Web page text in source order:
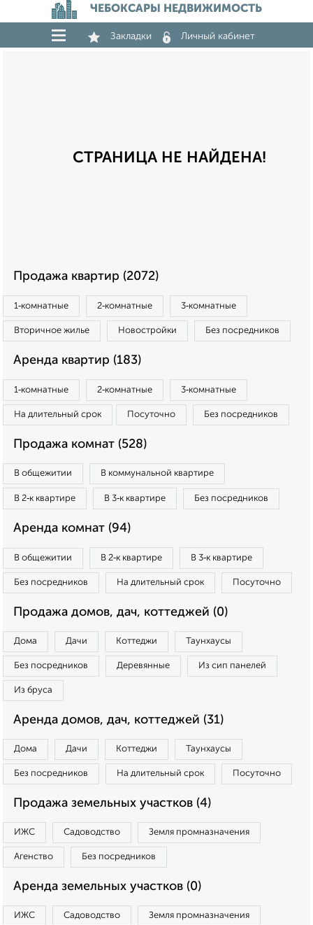
ЧЕБОКСАРЫ НЕДВИЖИМОСТЬ
Закладки Личный кабинет
СТРАНИЦА НЕ НАЙДЕНА!
Продажа квартир (2072)
1‑комнатные 2‑комнатные 3‑комнатные
Вторичное жилье Новостройки Без посредников
Аренда квартир (183)
1‑комнатные 2‑комнатные 3‑комнатные
На длительный срок Посуточно Без посредников
Продажа комнат (528)
В общежитии В коммунальной квартире
В 2‑к квартире В 3‑к квартире Без посредников
Аренда комнат (94)
В общежитии В 2‑к квартире В 3‑к квартире
Без посредников На длительный срок Посуточно
Продажа домов, дач, коттеджей (0)
Дома Дачи Коттеджи Таунхаусы
Без посредников Деревянные Из сип панелей
Из бруса
Аренда домов, дач, коттеджей (31)
Дома Дачи Коттеджи Таунхаусы
Без посредников На длительный срок Посуточно
Продажа земельных участков (4)
ИЖС Садоводство Земля промназначения
Агенство Без посредников
Аренда земельных участков (0)
ИЖС Садоводство Земля промназначения